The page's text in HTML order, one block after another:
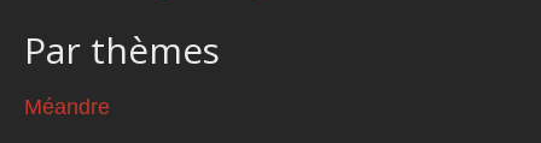
Par thèmes
Méandre